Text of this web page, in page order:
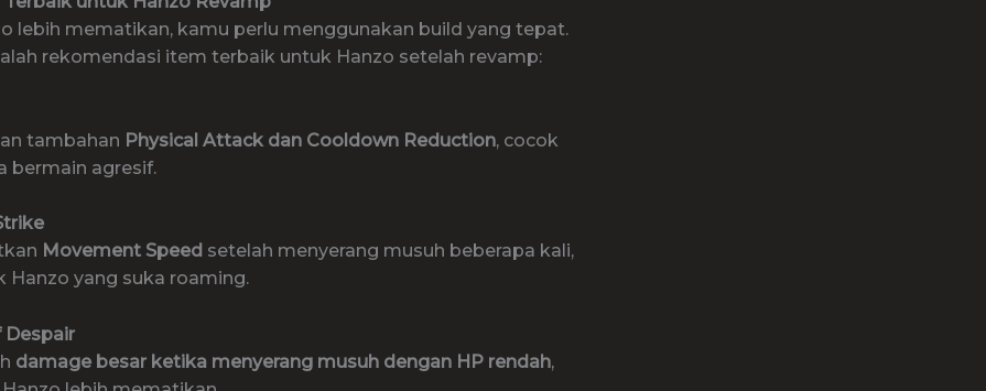
lebih mematikan, kamu perlu menggunakan build yang tepat.
rekomendasi item terbaik untuk Hanzo setelah revamp:
tambahan Physical Attack dan Cooldown Reduction, cocok
bermain agresif.
Movement Speed setelah menyerang musuh beberapa kali,
Hanzo yang suka roaming.
Despair
damage besar ketika menyerang musuh dengan HP rendah,